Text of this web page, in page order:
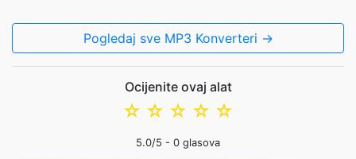
Pogledaj sve MP3 Konverteri →
Ocijenite ovaj alat
☆
☆
☆
☆
☆
5.0/5 - 0 glasova